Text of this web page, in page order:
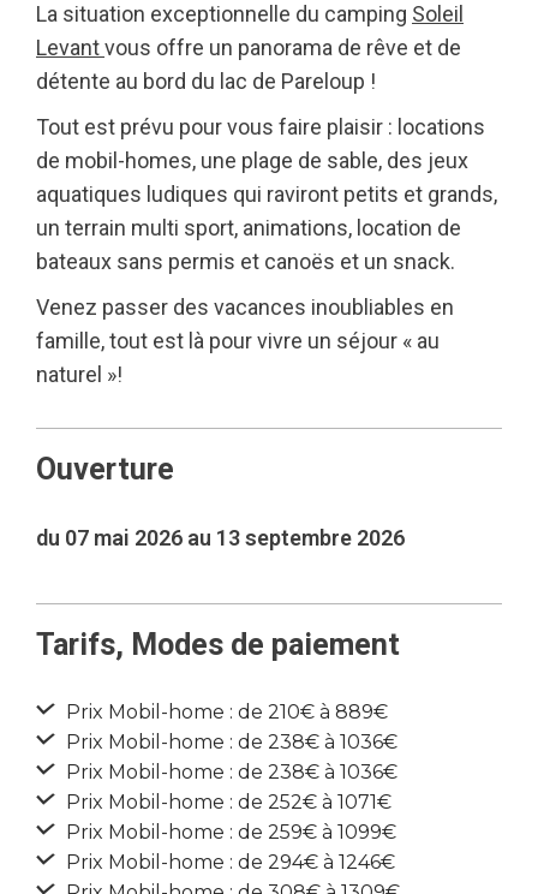
La situation exceptionnelle du camping Soleil
Levantvous offre un panorama de rêve et de
détente au bord du lac de Pareloup !
Tout est prévu pour vous faire plaisir : locations
de mobil-homes, une plage de sable, des jeux
aquatiques ludiques qui raviront petits et grands,
un terrain multi sport, animations, location de
bateaux sans permis et canoës et un snack.
Venez passer des vacances inoubliables en
famille, tout est là pour vivre un séjour « au
naturel »!
Ouverture
du 07 mai 2026 au 13 septembre 2026
Tarifs, Modes de paiement
Prix Mobil-home : de 210€ à 889€
Prix Mobil-home : de 238€ à 1036€
Prix Mobil-home : de 238€ à 1036€
Prix Mobil-home : de 252€ à 1071€
Prix Mobil-home : de 259€ à 1099€
Prix Mobil-home : de 294€ à 1246€